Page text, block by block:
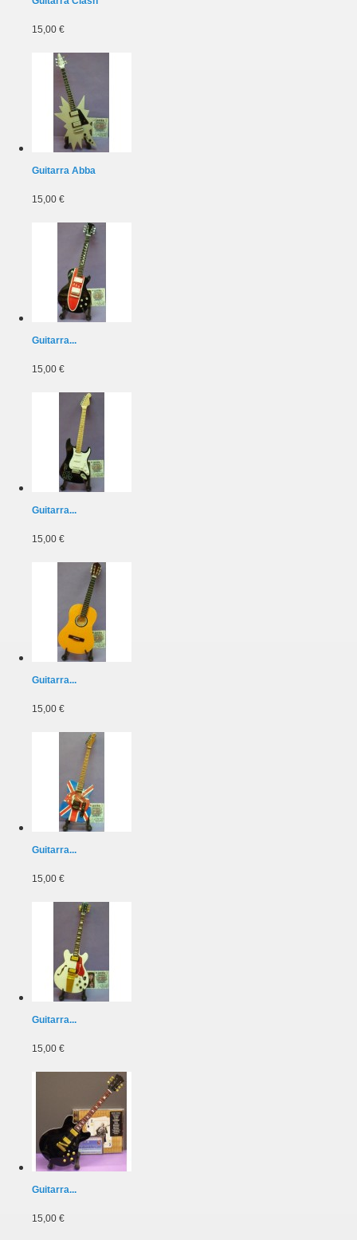
15,00 €
Guitarra Abba
15,00 €
Guitarra...
15,00 €
Guitarra...
15,00 €
Guitarra...
15,00 €
Guitarra...
15,00 €
Guitarra...
15,00 €
Guitarra...
15,00 €